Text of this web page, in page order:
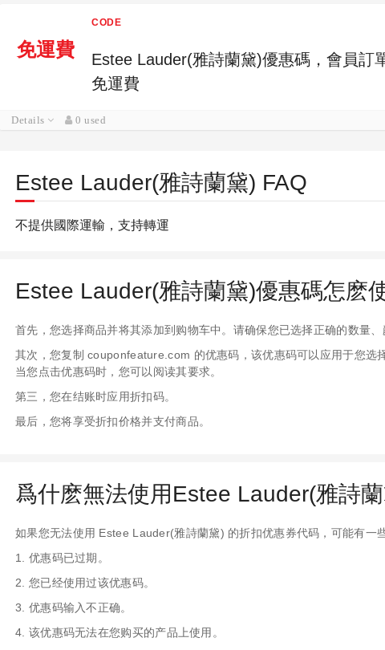
免運費
CODE
Estee Lauder(雅詩蘭黛)優惠碼，會員訂
免運費
Details 0 used
Estee Lauder(雅詩蘭黛) FAQ
不提供國際運輸，支持轉運
Estee Lauder(雅詩蘭黛)優惠碼怎麽
首先，您选择商品并将其添加到购物车中。请确保您已选择正确的数量、
其次，您复制 couponfeature.com 的优惠码，该优惠码可以应用于您选
当您点击优惠码时，您可以阅读其要求。
第三，您在结账时应用折扣码。
最后，您将享受折扣价格并支付商品。
爲什麽無法使用Estee Lauder(雅詩
如果您无法使用 Estee Lauder(雅詩蘭黛) 的折扣优惠券代码，可能有一
1. 优惠码已过期。
2. 您已经使用过该优惠码。
3. 优惠码输入不正确。
4. 该优惠码无法在您购买的产品上使用。